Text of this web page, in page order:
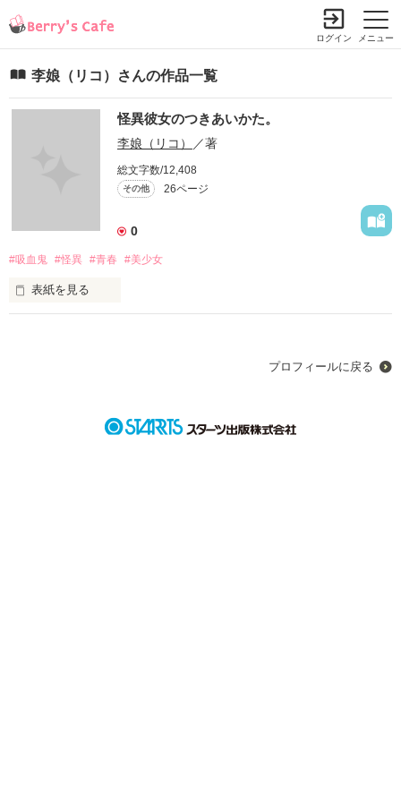
メニュー
ログイン
李娘（リコ）さんの作品一覧
怪異彼女のつきあいかた。
李娘（リコ） ／著
総文字数/12,408
その他 26ページ
0
#吸血鬼 #怪異 #青春 #美少女
表紙を見る
プロフィールに戻る